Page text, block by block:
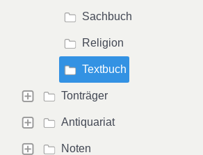
Sachbuch
Religion
Textbuch
Tonträger
Antiquariat
Noten